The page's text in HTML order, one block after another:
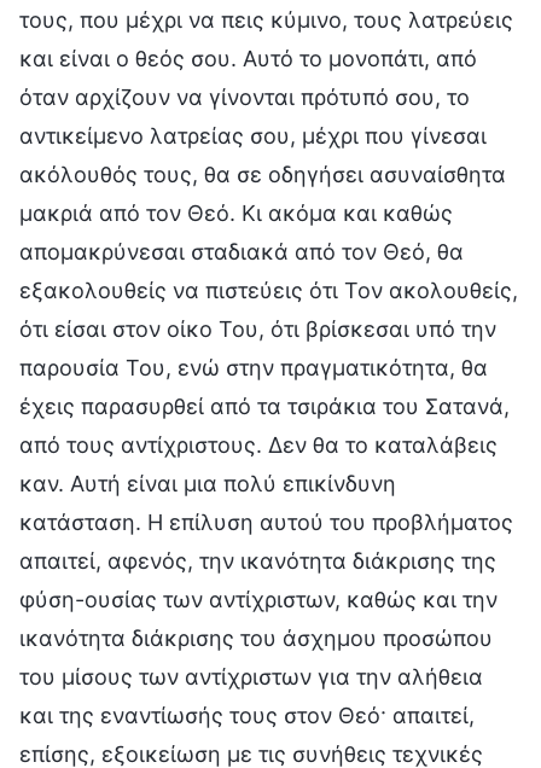
τους, που μέχρι να πεις κύμινο, τους λατρεύεις
και είναι ο θεός σου. Αυτό το μονοπάτι, από
όταν αρχίζουν να γίνονται πρότυπό σου, το
αντικείμενο λατρείας σου, μέχρι που γίνεσαι
ακόλουθός τους, θα σε οδηγήσει ασυναίσθητα
μακριά από τον Θεό. Κι ακόμα και καθώς
απομακρύνεσαι σταδιακά από τον Θεό, θα
εξακολουθείς να πιστεύεις ότι Τον ακολουθείς,
ότι είσαι στον οίκο Του, ότι βρίσκεσαι υπό την
παρουσία Του, ενώ στην πραγματικότητα, θα
έχεις παρασυρθεί από τα τσιράκια του Σατανά,
από τους αντίχριστους. Δεν θα το καταλάβεις
καν. Αυτή είναι μια πολύ επικίνδυνη
κατάσταση. Η επίλυση αυτού του προβλήματος
απαιτεί, αφενός, την ικανότητα διάκρισης της
φύση-ουσίας των αντίχριστων, καθώς και την
ικανότητα διάκρισης του άσχημου προσώπου
του μίσους των αντίχριστων για την αλήθεια
και της εναντίωσής τους στον Θεό· απαιτεί,
επίσης, εξοικείωση με τις συνήθεις τεχνικές